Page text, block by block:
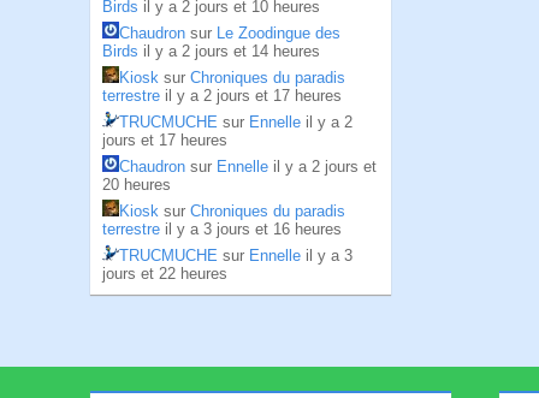
Birds il y a 2 jours et 10 heures
Chaudron sur Le Zoodingue des
Birds il y a 2 jours et 14 heures
Kiosk sur Chroniques du paradis
terrestre il y a 2 jours et 17 heures
TRUCMUCHE sur Ennelle il y a 2
jours et 17 heures
Chaudron sur Ennelle il y a 2 jours et
20 heures
Kiosk sur Chroniques du paradis
terrestre il y a 3 jours et 16 heures
TRUCMUCHE sur Ennelle il y a 3
jours et 22 heures